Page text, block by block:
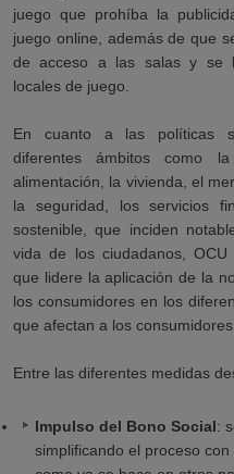
juego que prohíba la
juego online, además de que
de acceso a las salas y se
locales de juego.
En cuanto a las políticas
diferentes ámbitos como
alimentación, la vivienda, el
la seguridad, los servicios
sostenible, que inciden
vida de los ciudadanos,
que lidere la aplicación de la
los consumidores en los
que afectan a los consumidores.
Entre las diferentes medidas
Impulso del Bono Social:
simplificando el proceso